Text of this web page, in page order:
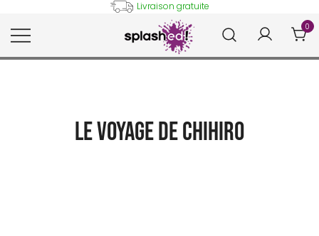
to
content
Livraison gratuite
0
Le Voyage de Chihiro